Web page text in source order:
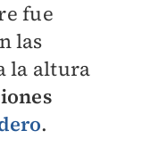
fue
las
la altura
.